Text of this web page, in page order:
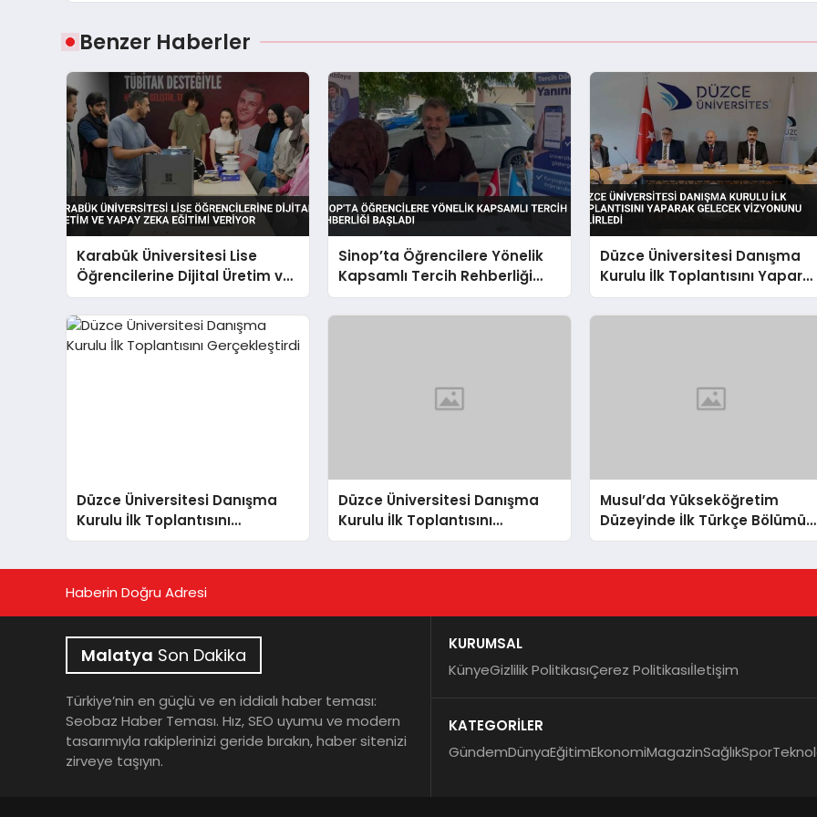
Benzer Haberler
Karabük Üniversitesi Lise
Öğrencilerine Dijital Üretim ve
Yapay Zeka Eğitimi Veriyor
Sinop’ta Öğrencilere Yönelik
Kapsamlı Tercih Rehberliği
Başladı
Düzce Üniversitesi Danışma
Kurulu İlk Toplantısını
Gelecek Vizyonunu Belirledi
Düzce Üniversitesi Danışma
Kurulu İlk Toplantısını
Gerçekleştirdi
Düzce Üniversitesi Danışma
Kurulu İlk Toplantısını
Tamamladı
Musul’da Yükseköğretim
Düzeyinde İlk Türkçe Bölümü
Açıldı
Haberin Doğru Adresi
Malatya Son Dakika
Türkiye’nin en güçlü ve en iddialı haber teması:
Seobaz Haber Teması. Hız, SEO uyumu ve modern
tasarımıyla rakiplerinizi geride bırakın, haber sitenizi
zirveye taşıyın.
KURUMSAL
KünyeGizlilik PolitikasıÇerez Politikasıİletişim
KATEGORİLER
GündemDünyaEğitimEkonomiMagazinSağlıkSpor